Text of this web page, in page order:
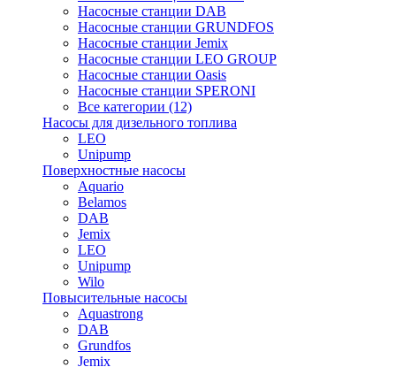
Насосные станции DAB
Насосные станции GRUNDFOS
Насосные станции Jemix
Насосные станции LEO GROUP
Насосные станции Oasis
Насосные станции SPERONI
Все категории (12)
Насосы для дизельного топлива
LEO
Unipump
Поверхностные насосы
Aquario
Belamos
DAB
Jemix
LEO
Unipump
Wilo
Повысительные насосы
Aquastrong
DAB
Grundfos
Jemix